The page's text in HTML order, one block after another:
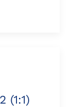
(1:1)